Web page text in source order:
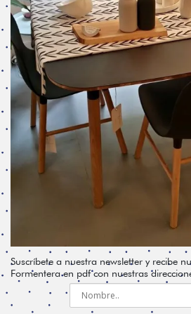
Suscríbete a nuestra newsletter y recibe
Formentera en pdf con nuestras